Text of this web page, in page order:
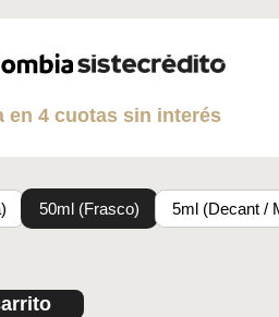
en 4 cuotas sin interés
50ml (Frasco) 5ml (Decant /